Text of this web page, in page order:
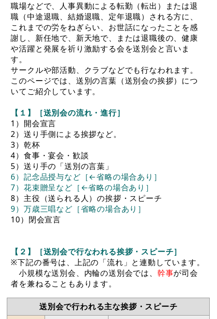
職場などで、人事異動による転勤（転出）または退
職（中途退職、結婚退職、定年退職）される方に、
これまでの労をねぎらい、お世話になったことを感
謝し、新任地で、新天地で、または退職後の、健康
や活躍と発展を祈り激励する会を送別会と言いま
す。
サークルや部活動、クラブなどでも行なわれます。
このページでは、送別の言葉（送別会の挨拶）につ
いてご紹介しています。
【１】［送別会の流れ・進行］
1）開会宣言
2）送り手側による挨拶など。
3）乾杯
4）食事・宴会・歓談
5）送り手の「送別の言葉」
6）記念品授与など［←省略の場合あり］
7）花束贈呈など［←省略の場合あり］
8）主役（送られる人）の挨拶・スピーチ
9）万歳三唱など［省略の場合あり］
10）閉会宣言
【２】［送別会で行なわれる挨拶・スピーチ］
※下記の番号は、上記の「流れ」と連動しています。
小規模な送別会、内輪の送別会では、 幹事が司会
者を兼ねることもあります。
送別会で行われる主な挨拶・スピーチ